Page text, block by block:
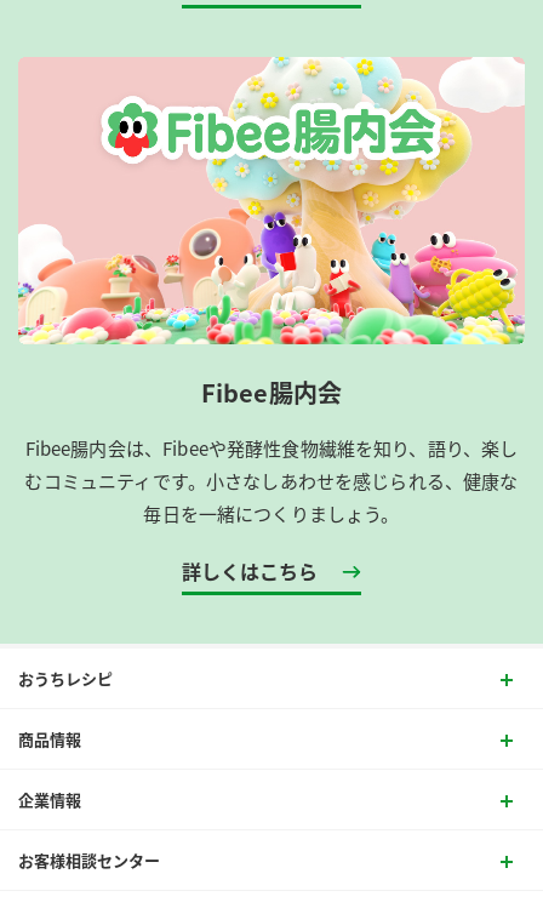
Fibee腸内会
Fibee腸内会は、​Fibeeや発酵性食物繊維を知り、語り、楽し
むコミュニティです。​小さなしあわせを感じられる、健康な
毎日を一緒につくりましょう。
詳しくはこちら
おうちレシピ
商品情報
企業情報
お客様相談センター